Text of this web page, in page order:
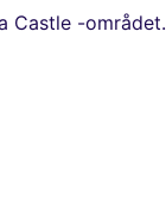
Castle -området.